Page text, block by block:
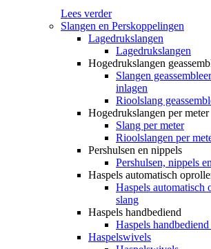
Lees verder
Slangen en Perskoppelingen
Lagedrukslangen
Lagedrukslangen
Hogedrukslangen
Slangen
inlagen
Rioolslang
Hogedrukslangen per meter
Slang per meter
Rioolslangen per
Pershulsen en nippels
Pershulsen, nippels
Haspels automatisch
Haspels automatisch
slang
Haspels handbediend
Haspels
Haspelswivels